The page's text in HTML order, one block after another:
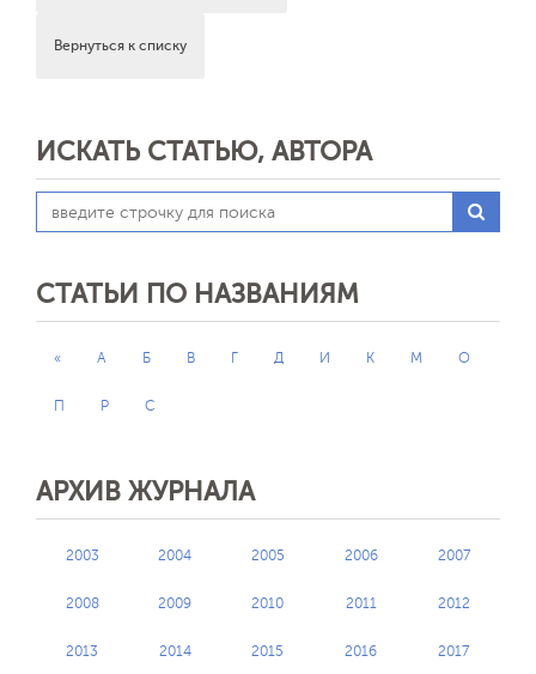
Вернуться к списку
ИСКАТЬ СТАТЬЮ, АВТОРА
СТАТЬИ ПО НАЗВАНИЯМ
« А Б В Г Д И К М О
П Р С
АРХИВ ЖУРНАЛА
2003 2004 2005 2006 2007
2008 2009 2010 2011 2012
2013 2014 2015 2016 2017